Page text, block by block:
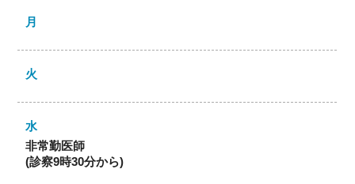
非常勤医師
(診察9時30分から)